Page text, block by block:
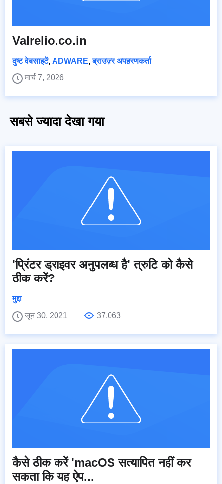
Valrelio.co.in
दुष्ट वेबसाइटें, ADWARE,ब्राउज़र अपहरणकर्ता
मार्च 7, 2026
सबसे ज्यादा देखा गया
'प्रिंटर ड्राइवर अनुपलब्ध है' त्रुटि को कैसे
ठीक करें?
मुद्दा
जून 30, 2021
37,063
कैसे ठीक करें 'macOS सत्यापित नहीं कर
सकता कि यह ऐप...